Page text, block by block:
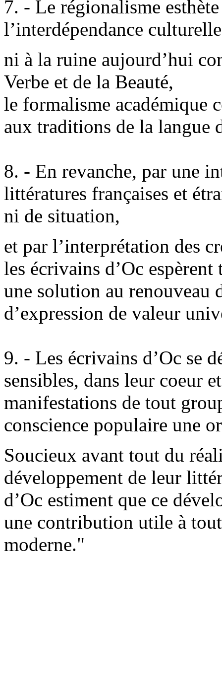
7. - Le régionalisme
l’interdépendance
ni à la ruine aujourd’hui
Verbe et de la Beauté,
le formalisme académique
aux traditions de la langue
8. - En revanche, par une
littératures françaises et
ni de situation,
et par l’interprétation des
les écrivains d’Oc
une solution au renouveau
d’expression de valeur
9. - Les écrivains d’Oc se
sensibles, dans leur coeur
manifestations de tout
conscience populaire une
Soucieux avant tout du
développement de leur
d’Oc estiment que ce
une contribution utile à
moderne."